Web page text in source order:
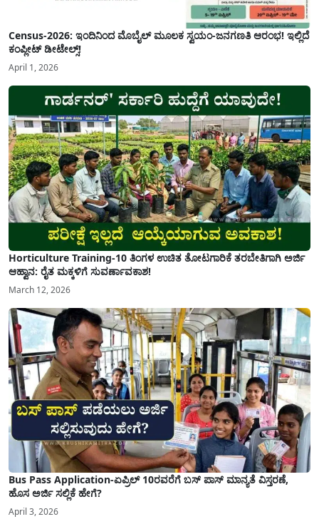
Census-2026: ಇಂದಿನಿಂದ ಮೊಬೈಲ್ ಮೂಲಕ ಸ್ವಯಂ-ಜನಗಣತಿ ಆರಂಭ! ಇಲ್ಲಿದೆ
ಕಂಪ್ಲೀಟ್ ಡೀಟೇಲ್ಸ್!
April 1, 2026
Horticulture Training-10 ತಿಂಗಳ ಉಚಿತ ತೋಟಗಾರಿಕೆ ತರಬೇತಿಗಾಗಿ ಅರ್ಜಿ
ಆಹ್ವಾನ: ರೈತ ಮಕ್ಕಳಿಗೆ ಸುವರ್ಣಾವಕಾಶ!
March 12, 2026
Bus Pass Application-ಏಪ್ರಿಲ್ 10ರವರೆಗೆ ಬಸ್ ಪಾಸ್ ಮಾನ್ಯತೆ ವಿಸ್ತರಣೆ,
ಹೊಸ ಅರ್ಜಿ ಸಲ್ಲಿಕೆ ಹೇಗೆ?
April 3, 2026